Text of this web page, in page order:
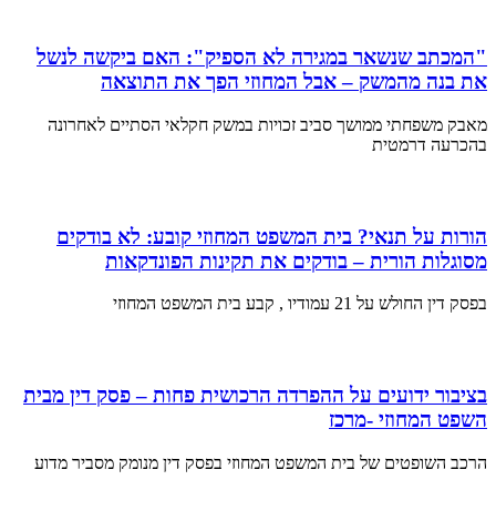
"המכתב שנשאר במגירה לא הספיק": האם ביקשה לנשל
את בנה מהמשק – אבל המחוזי הפך את התוצאה
מאבק משפחתי ממושך סביב זכויות במשק חקלאי הסתיים לאחרונה
בהכרעה דרמטית
הורות על תנאי? בית המשפט המחוזי קובע: לא בודקים
מסוגלות הורית – בודקים את תקינות הפונדקאות
בפסק דין החולש על 21 עמודיו , קבע בית המשפט המחוזי
בציבור ידועים על ההפרדה הרכושית פחות – פסק דין מבית
השפט המחוזי -מרכז
הרכב השופטים של בית המשפט המחוזי בפסק דין מנומק מסביר מדוע